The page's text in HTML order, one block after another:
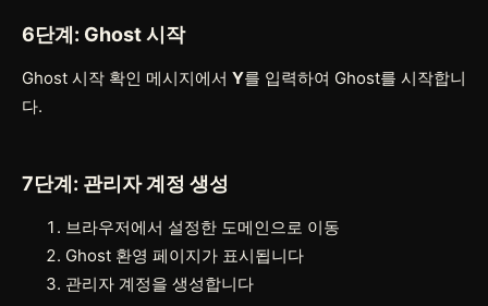
6단계: Ghost 시작
Ghost 시작 확인 메시지에서 Y를 입력하여 Ghost를 시작합니
다.
7단계: 관리자 계정 생성
브라우저에서 설정한 도메인으로 이동
Ghost 환영 페이지가 표시됩니다
관리자 계정을 생성합니다